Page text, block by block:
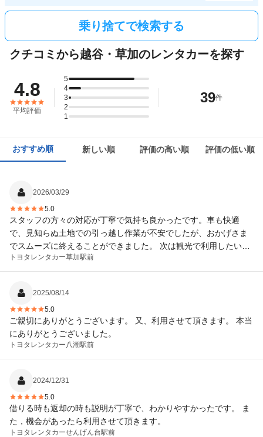
ムズカーレンタルの強みです。
乗り捨てで検索する
クチコミから越谷・草加のレンタカーを探す
4.8
平均評価
5
4
3
2
1
39件
おすすめ順 新しい順 評価の高い順 評価の低い順
2026/03/29
5.0
スタッフの方々の対応が丁寧で気持ち良かったです。車も快適
で、見知らぬ土地での引っ越し作業が不安でしたが、おかげさま
でスムーズに終えることができました。 次は観光で利用したいと
思います。ありがとうございました！
トヨタレンタカー草加駅前
2025/08/14
5.0
ご親切にありがとうございます。 又、利用させて頂きます。 本当
にありがとうございました。
トヨタレンタカー八潮駅前
2024/12/31
5.0
借りる時も返却の時も説明が丁寧で、わかりやすかったです。 ま
た，機会があったら利用させて頂きます。
トヨタレンタカーせんげん台駅前